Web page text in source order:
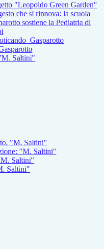
"Leopoldo Green Garden"
che si rinnova: la scuola
sostiene la Pediatria di
Saltini"
"M. Saltini"
"M. Saltini"
Saltini"
Saltini"